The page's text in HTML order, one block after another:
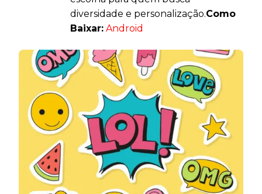
diversidade e personalização.Como
Baixar: Android